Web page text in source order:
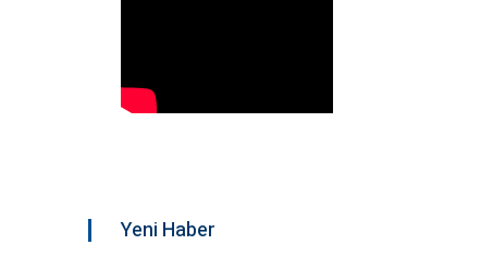
Yeni Haber